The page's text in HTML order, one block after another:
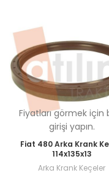
Fiyatları görmek için
girişi yapın.
Fiat 480 Arka Krank
114x135x13
Arka Krank Keçeler